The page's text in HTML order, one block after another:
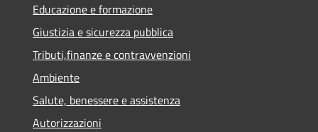
Educazione e formazione
Giustizia e sicurezza pubblica
Tributi,finanze e contravvenzioni
Ambiente
Salute, benessere e assistenza
Autorizzazioni